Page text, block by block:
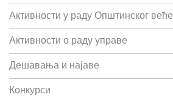
Активности у раду Општинског веће
Активности о раду управе
Дешавања и најаве
Конкурси